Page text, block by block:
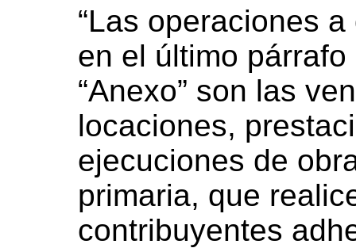
“Las operaciones
en el último
“Anexo” son las
locaciones,
ejecuciones de
primaria, que
contribuyentes